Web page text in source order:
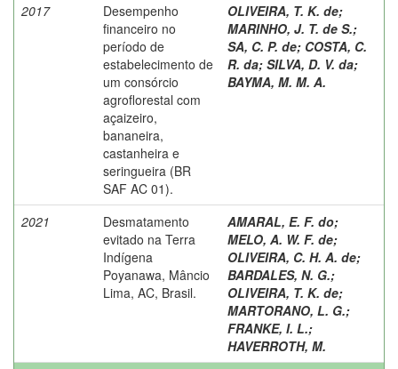
2017
Desempenho
financeiro no
período de
estabelecimento de
um consórcio
agroflorestal com
açaizeiro,
bananeira,
castanheira e
seringueira (BR
SAF AC 01).
OLIVEIRA, T. K. de;
MARINHO, J. T. de S.;
SA, C. P. de; COSTA, C.
R. da; SILVA, D. V. da;
BAYMA, M. M. A.
2021
Desmatamento
evitado na Terra
Indígena
Poyanawa, Mâncio
Lima, AC, Brasil.
AMARAL, E. F. do;
MELO, A. W. F. de;
OLIVEIRA, C. H. A. de;
BARDALES, N. G.;
OLIVEIRA, T. K. de;
MARTORANO, L. G.;
FRANKE, I. L.;
HAVERROTH, M.